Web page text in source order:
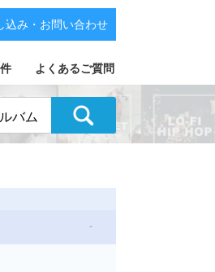
よくあるご質問
込み・お問い合わせ
バム
-